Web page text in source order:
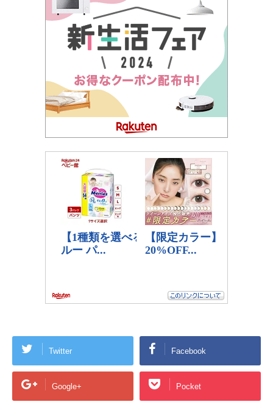
Twitter Facebook
Google+ Pocket